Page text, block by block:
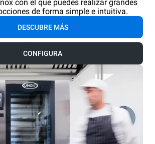
con el que puedes realizar grandes
de forma simple e intuitiva.
DESCUBRE MÁS
CONFIGURA